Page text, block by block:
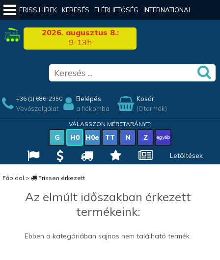
FRISS HÍREK KERESÉS ELÉRHETŐSÉG INTERNATIONAL
2026. augusztus 8.:
9-13h
+36 (1) 686-2350
Vevőszolgálat
Belépés
a fiókomba
Kosár
(0 termék)
VÁLASSZON MÉRETARÁNYT:
G H0 H0e TT N Z egyéb
Letöltések
Főoldal > Frissen érkezett
Az elmúlt időszakban érkezett
termékeink:
Ebben a kategóriában sajnos nem található termék.